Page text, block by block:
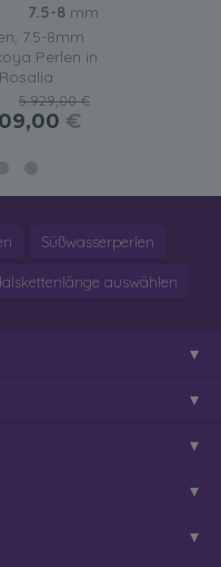
7.5-8 mm
7.5-8mm
Perlen in
5.929,00 €
€
Süßwasserperlen
auswählen